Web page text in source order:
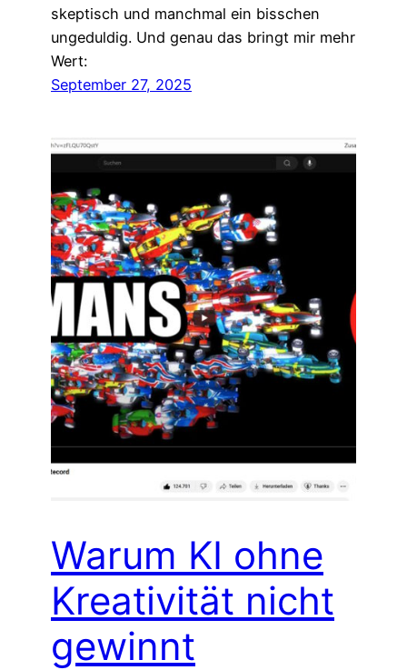
skeptisch und manchmal ein bisschen
ungeduldig. Und genau das bringt mir mehr
Wert:
September 27, 2025
Warum KI ohne
Kreativität nicht
gewinnt